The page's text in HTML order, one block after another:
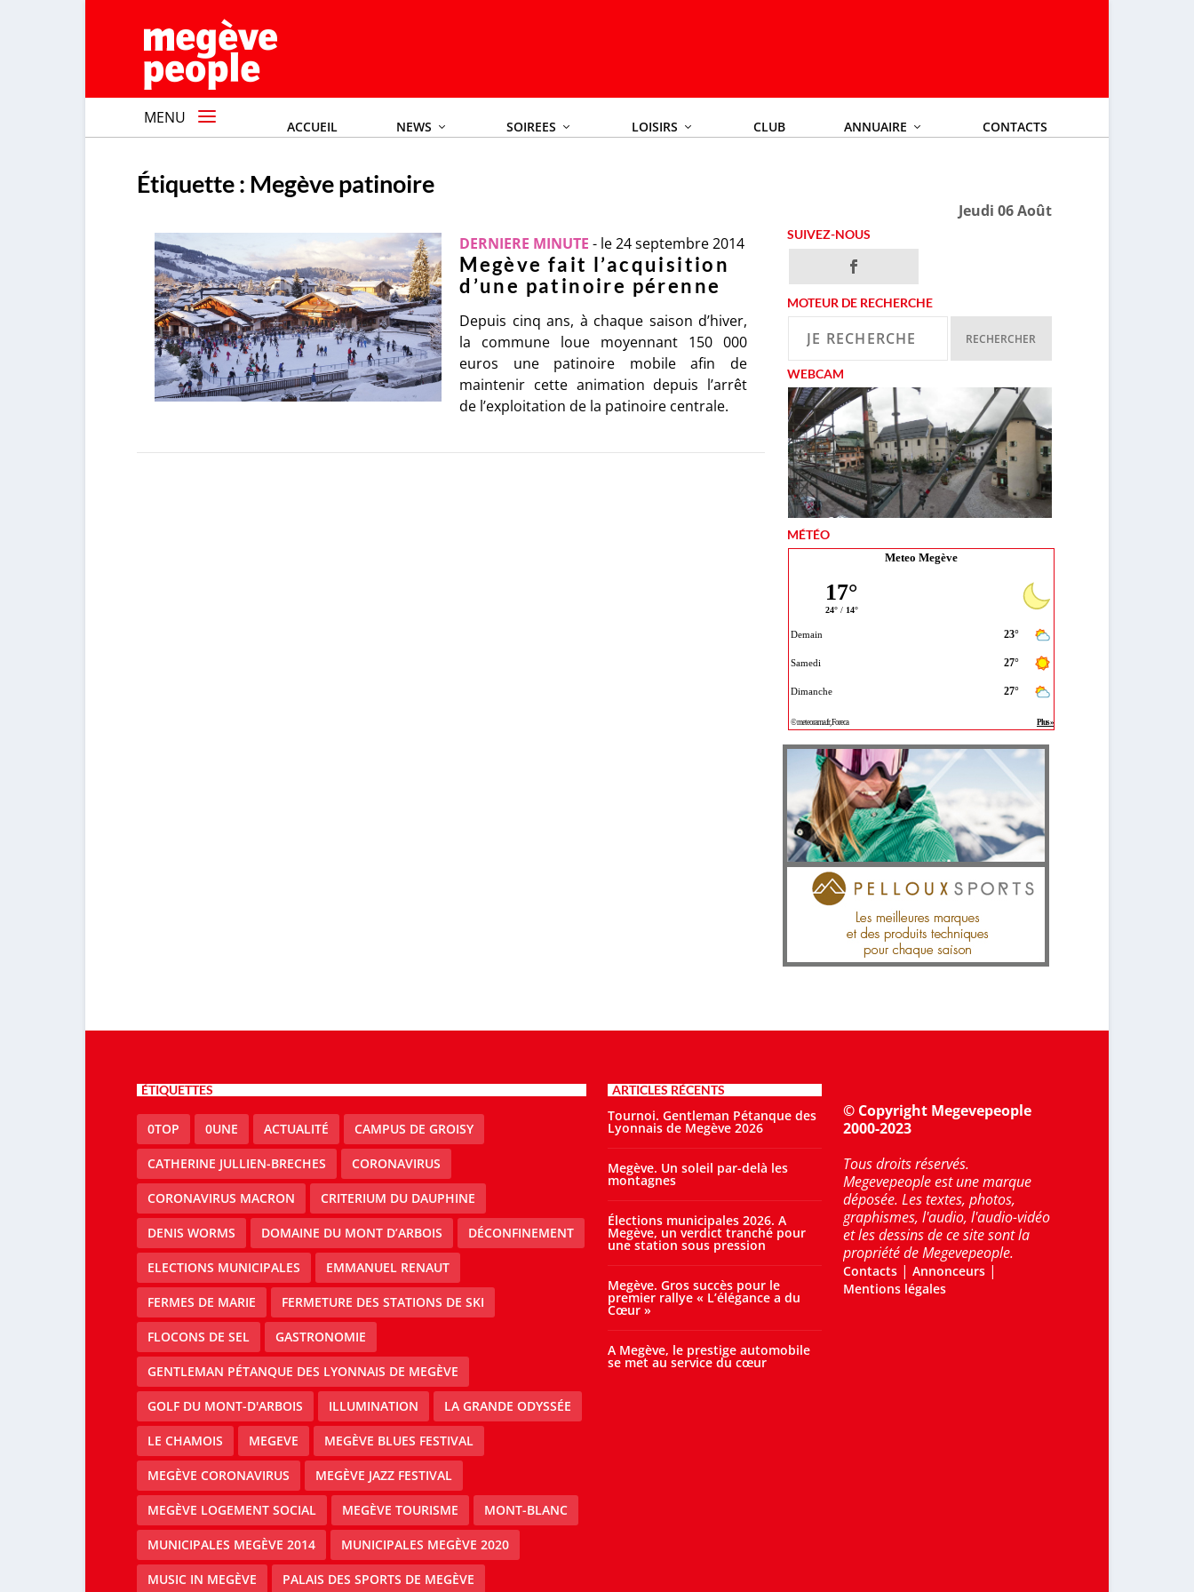
MENU ACCUEIL NEWS SOIREES LOISIRS CLUB ANNUAIRE CONTACTS
Étiquette : Megève patinoire
DERNIERE MINUTE - le 24 septembre 2014
Megève fait l’acquisition
d’une patinoire pérenne
Depuis cinq ans, à chaque saison d’hiver,
la commune loue moyennant 150 000
euros une patinoire mobile afin de
maintenir cette animation depuis l’arrêt
de l’exploitation de la patinoire centrale.
Jeudi 06 Août
SUIVEZ-NOUS
MOTEUR DE RECHERCHE
WEBCAM
MÉTÉO
Meteo Megève
ÉTIQUETTES
0TOP 0UNE ACTUALITÉ CAMPUS DE GROISY
CATHERINE JULLIEN-BRECHES CORONAVIRUS
CORONAVIRUS MACRON CRITERIUM DU DAUPHINE
DENIS WORMS DOMAINE DU MONT D’ARBOIS DÉCONFINEMENT
ELECTIONS MUNICIPALES EMMANUEL RENAUT
FERMES DE MARIE FERMETURE DES STATIONS DE SKI
FLOCONS DE SEL GASTRONOMIE
GENTLEMAN PÉTANQUE DES LYONNAIS DE MEGÈVE
GOLF DU MONT-D'ARBOIS ILLUMINATION LA GRANDE ODYSSÉE
LE CHAMOIS MEGEVE MEGÈVE BLUES FESTIVAL
MEGÈVE CORONAVIRUS MEGÈVE JAZZ FESTIVAL
MEGÈVE LOGEMENT SOCIAL MEGÈVE TOURISME MONT-BLANC
MUNICIPALES MEGÈVE 2014 MUNICIPALES MEGÈVE 2020
MUSIC IN MEGÈVE PALAIS DES SPORTS DE MEGÈVE
ARTICLES RÉCENTS
Tournoi. Gentleman Pétanque des
Lyonnais de Megève 2026
Megève. Un soleil par-delà les
montagnes
Élections municipales 2026. A
Megève, un verdict tranché pour
une station sous pression
Megève. Gros succès pour le
premier rallye « L’élégance a du
Cœur »
A Megève, le prestige automobile
se met au service du cœur
© Copyright Megevepeople
2000-2023
Tous droits réservés.
Megevepeople est une marque
déposée. Les textes, photos,
graphismes, l'audio, l'audio-vidéo
et les dessins de ce site sont la
propriété de Megevepeople.
Contacts |Annonceurs |
Mentions légales